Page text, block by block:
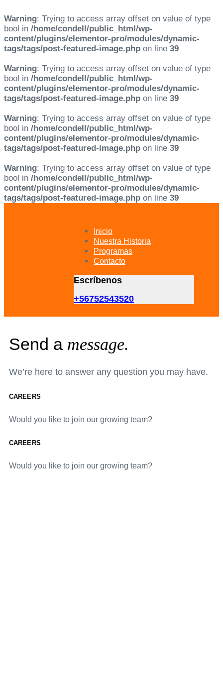
Warning: Trying to access array offset on value of type
bool in /home/condell/public_html/wp-
content/plugins/elementor-pro/modules/dynamic-
tags/tags/post-featured-image.php on line 39
Warning: Trying to access array offset on value of type
bool in /home/condell/public_html/wp-
content/plugins/elementor-pro/modules/dynamic-
tags/tags/post-featured-image.php on line 39
Warning: Trying to access array offset on value of type
bool in /home/condell/public_html/wp-
content/plugins/elementor-pro/modules/dynamic-
tags/tags/post-featured-image.php on line 39
Warning: Trying to access array offset on value of type
bool in /home/condell/public_html/wp-
content/plugins/elementor-pro/modules/dynamic-
tags/tags/post-featured-image.php on line 39
Inicio
Nuestra Historia
Programas
Contacto
Escríbenos
+56752543520
Send a message.
We’re here to answer any question you may have.
CAREERS
Would you like to join our growing team?
CAREERS
Would you like to join our growing team?